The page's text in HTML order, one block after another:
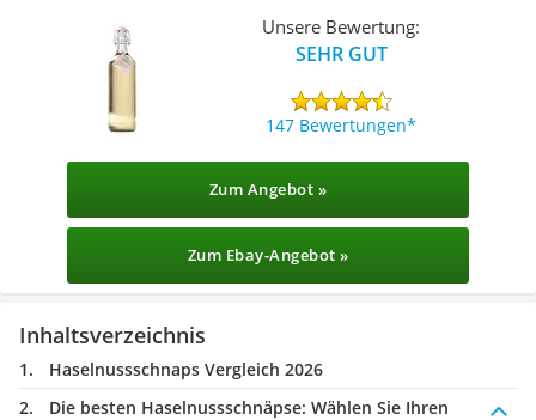
Unsere Bewertung:
SEHR GUT
147 Bewertungen
Zum Angebot »
Zum Ebay-Angebot »
Inhaltsverzeichnis
Haselnussschnaps Vergleich 2026
Die besten Haselnussschnäpse: Wählen Sie Ihren